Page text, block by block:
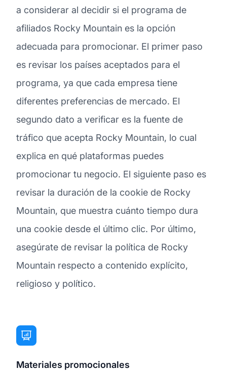
a considerar al decidir si el programa de
afiliados Rocky Mountain es la opción
adecuada para promocionar. El primer paso
es revisar los países aceptados para el
programa, ya que cada empresa tiene
diferentes preferencias de mercado. El
segundo dato a verificar es la fuente de
tráfico que acepta Rocky Mountain, lo cual
explica en qué plataformas puedes
promocionar tu negocio. El siguiente paso es
revisar la duración de la cookie de Rocky
Mountain, que muestra cuánto tiempo dura
una cookie desde el último clic. Por último,
asegúrate de revisar la política de Rocky
Mountain respecto a contenido explícito,
religioso y político.
Materiales promocionales